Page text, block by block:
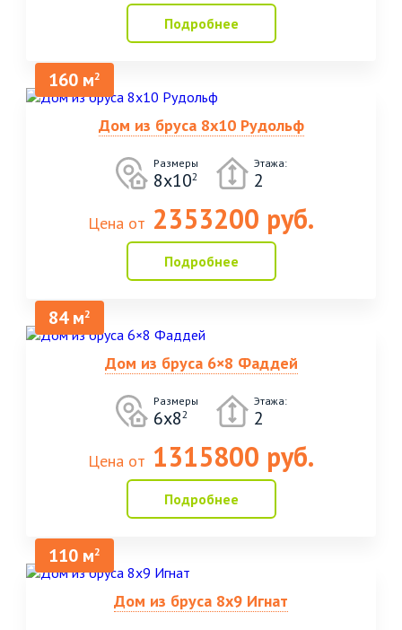
Подробнее
160 м2
Дом из бруса 8х10 Рудольф
Размеры
8х102
Этажа:
2
Цена от 2353200 руб.
Подробнее
84 м2
Дом из бруса 6×8 Фаддей
Размеры
6x82
Этажа:
2
Цена от 1315800 руб.
Подробнее
110 м2
Дом из бруса 8х9 Игнат